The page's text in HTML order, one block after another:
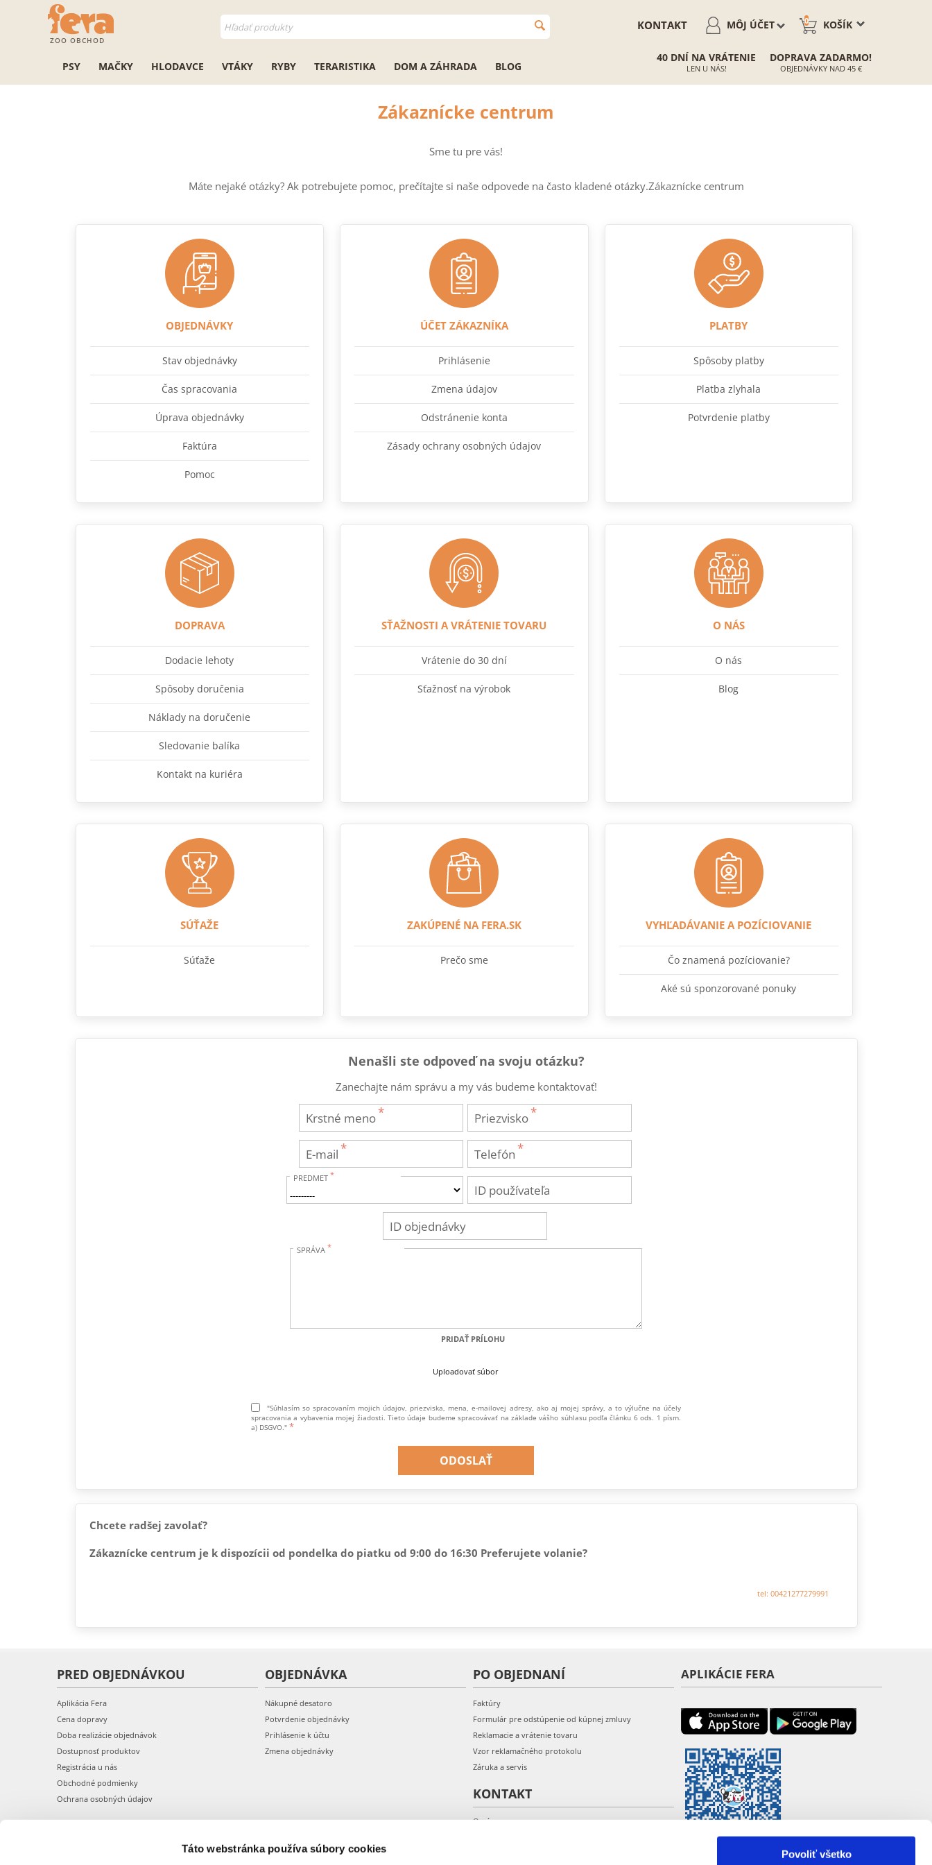
Táto webstránka používa súbory cookies
Povoliť všetko
ZOO OBCHOD
KOŠÍK
0
MÔJ ÚČET
KONTAKT
PSY MAČKY HLODAVCE VTÁKY RYBY TERARISTIKA DOM A ZÁHRADA BLOG
40 DNÍ NA VRÁTENIE
LEN U NÁS!
DOPRAVA ZADARMO!
OBJEDNÁVKY NAD 45 €
Zákaznícke centrum
Sme tu pre vás!
Máte nejaké otázky? Ak potrebujete pomoc, prečítajte si naše odpovede na často kladené otázky.Zákaznícke centrum
OBJEDNÁVKY
Stav objednávky
Čas spracovania
Úprava objednávky
Faktúra
Pomoc
ÚČET ZÁKAZNÍKA
Prihlásenie
Zmena údajov
Odstránenie konta
Zásady ochrany osobných údajov
PLATBY
Spôsoby platby
Platba zlyhala
Potvrdenie platby
DOPRAVA
Dodacie lehoty
Spôsoby doručenia
Náklady na doručenie
Sledovanie balíka
Kontakt na kuriéra
SŤAŽNOSTI A VRÁTENIE TOVARU
Vrátenie do 30 dní
Sťažnosť na výrobok
O NÁS
O nás
Blog
SÚŤAŽE
Súťaže
ZAKÚPENÉ NA FERA.SK
Prečo sme
VYHĽADÁVANIE A POZÍCIOVANIE
Čo znamená pozíciovanie?
Aké sú sponzorované ponuky
Nenašli ste odpoveď na svoju otázku?
Zanechajte nám správu a my vás budeme kontaktovať!
Krstné meno Priezvisko
E-mail Telefón
PREDMET
ID používateľa
ID objednávky
SPRÁVA
PRIDAŤ PRÍLOHU
Uploadovať súbor
"Súhlasím so spracovaním mojich údajov, priezviska, mena, e-mailovej adresy, ako aj mojej správy, a to výlučne na účely
spracovania a vybavenia mojej žiadosti. Tieto údaje budeme spracovávať na základe vášho súhlasu podľa článku 6 ods. 1 písm.
a) DSGVO."
ODOSLAŤ
Chcete radšej zavolať?
Zákaznícke centrum je k dispozícii od pondelka do piatku od 9:00 do 16:30 Preferujete volanie?
tel: 00421277279991
PRED OBJEDNÁVKOU
Aplikácia Fera
Cena dopravy
Doba realizácie objednávok
Dostupnosť produktov
Registrácia u nás
Obchodné podmienky
Ochrana osobných údajov
OBJEDNÁVKA
Nákupné desatoro
Potvrdenie objednávky
Prihlásenie k účtu
Zmena objednávky
PO OBJEDNANÍ
Faktúry
Formulár pre odstúpenie od kúpnej zmluvy
Reklamacie a vrátenie tovaru
Vzor reklamačného protokolu
Záruka a servis
KONTAKT
O nás
APLIKÁCIE FERA